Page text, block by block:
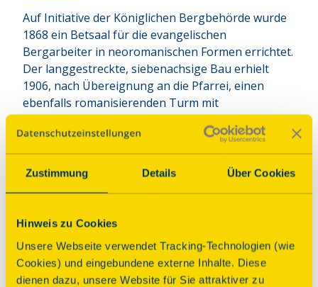
Zustimmung Details Über Cookies
Hinweis zu Cookies
Unsere Webseite verwendet Tracking-Technologien (wie
Cookies) und eingebundene externe Inhalte. Diese
dienen dazu, unsere Website für Sie attraktiver zu
Auf Initiative der Königlichen Bergbehörde wurde
1868 ein Betsaal für die evangelischen
Bergarbeiter in neoromanischen Formen errichtet.
Der langgestreckte, siebenachsige Bau erhielt
1906, nach Übereignung an die Pfarrei, einen
ebenfalls romanisierenden Turm mit
Eingangsportal. Eine kleine Vorhalle mit dem alten
Hauptzugang betont die Mittelachse. 1958 wurde
der Innenraum modernisiert, um 1980 wurde der
äußere Verputz entfernt und der ursprüngliche
Programm